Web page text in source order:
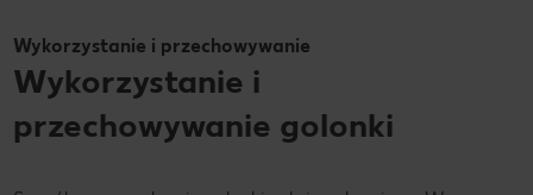
Wykorzystanie i przechowywanie
Wykorzystanie i
przechowywanie golonki